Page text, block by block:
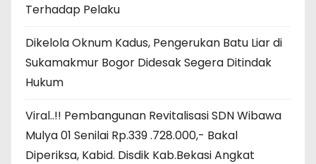
Terhadap Pelaku
Dikelola Oknum Kadus, Pengerukan Batu Liar di
Sukamakmur Bogor Didesak Segera Ditindak
Hukum
Viral..!! Pembangunan Revitalisasi SDN Wibawa
Mulya 01 Senilai Rp.339 .728.000,- Bakal
Diperiksa, Kabid. Disdik Kab.Bekasi Angkat